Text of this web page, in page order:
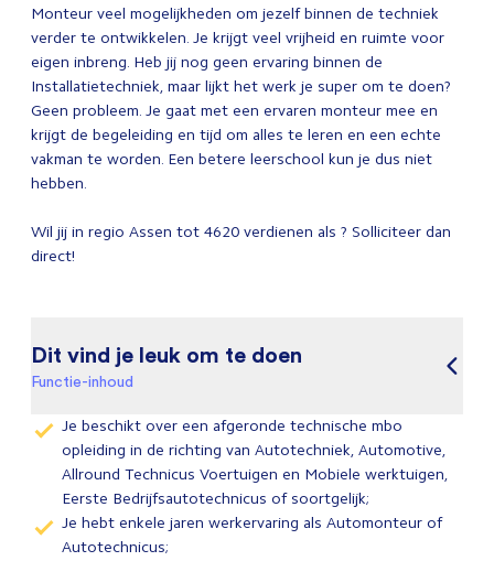
Monteur veel mogelijkheden om jezelf binnen de techniek
verder te ontwikkelen. Je krijgt veel vrijheid en ruimte voor
eigen inbreng. Heb jij nog geen ervaring binnen de
Installatietechniek, maar lijkt het werk je super om te doen?
Geen probleem. Je gaat met een ervaren monteur mee en
krijgt de begeleiding en tijd om alles te leren en een echte
vakman te worden. Een betere leerschool kun je dus niet
hebben.
Wil jij in regio Assen tot 4620 verdienen als ? Solliciteer dan
direct!
Dit vind je leuk om te doen
Functie-inhoud
Je beschikt over een afgeronde technische mbo
opleiding in de richting van Autotechniek, Automotive,
Allround Technicus Voertuigen en Mobiele werktuigen,
Eerste Bedrijfsautotechnicus of soortgelijk;
Je hebt enkele jaren werkervaring als Automonteur of
Autotechnicus;